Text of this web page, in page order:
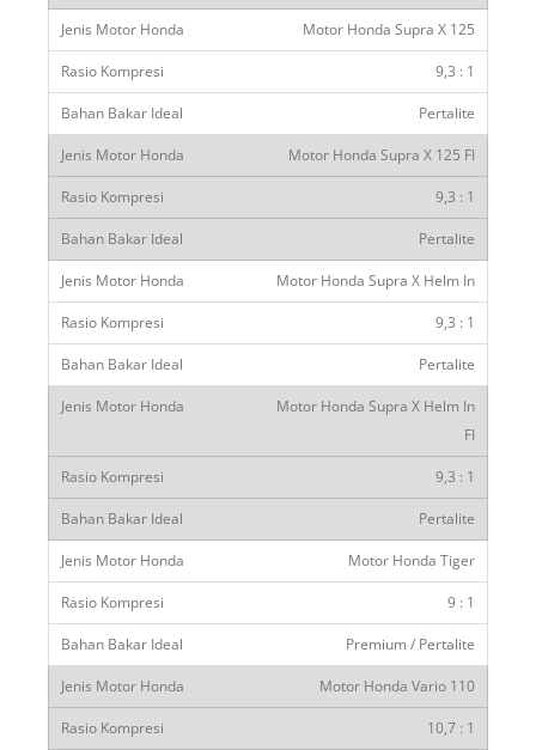
Motor Honda Supra X 125
9,3 : 1
Pertalite
Motor Honda Supra X 125 FI
9,3 : 1
Pertalite
Motor Honda Supra X Helm In
9,3 : 1
Pertalite
Motor Honda Supra X Helm In
FI
9,3 : 1
Pertalite
Motor Honda Tiger
9 : 1
Premium / Pertalite
Motor Honda Vario 110
10,7 : 1